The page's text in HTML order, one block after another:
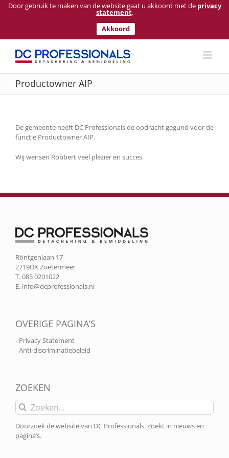
Door gebruik te maken van de website gaat u akkoord met de privacy
statement.
Akkoord
Ga
inhoud
Productowner AIP
De gemeente heeft DC Professionals de opdracht gegund voor de
functie Productowner AIP.
Wij wensen Robbert veel plezier en succes.
Röntgenlaan 17
2719DX Zoetermeer
T. 085 0201022
E. info@dcprofessionals.nl
OVERIGE PAGINA’S
- Privacy Statement
- Anti-discriminatiebeleid
ZOEKEN
Zoeken
naar:
Doorzoek de website van DC Professionals. Zoekt in nieuws en
pagina’s.